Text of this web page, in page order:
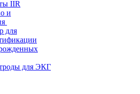
IIR
и
для
для ЭКГ